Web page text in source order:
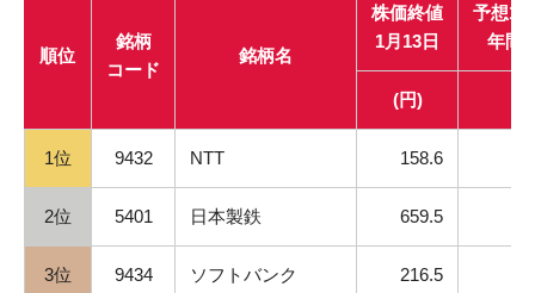
順位
銘柄
コード
銘柄名
株価終値
1月13日
予想1
年間
(円)
1位 9432 NTT 158.6
2位 5401 日本製鉄 659.5
3位 9434 ソフトバンク 216.5